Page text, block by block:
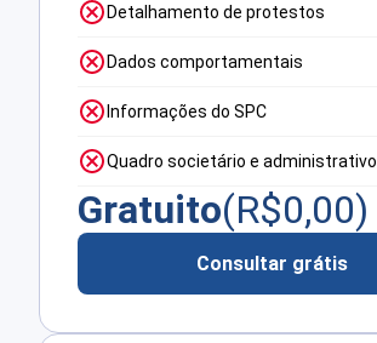
Detalhamento de protestos
Dados comportamentais
Informações do SPC
Quadro societário e administrativo
Gratuito(R$0,00)
Consultar grátis